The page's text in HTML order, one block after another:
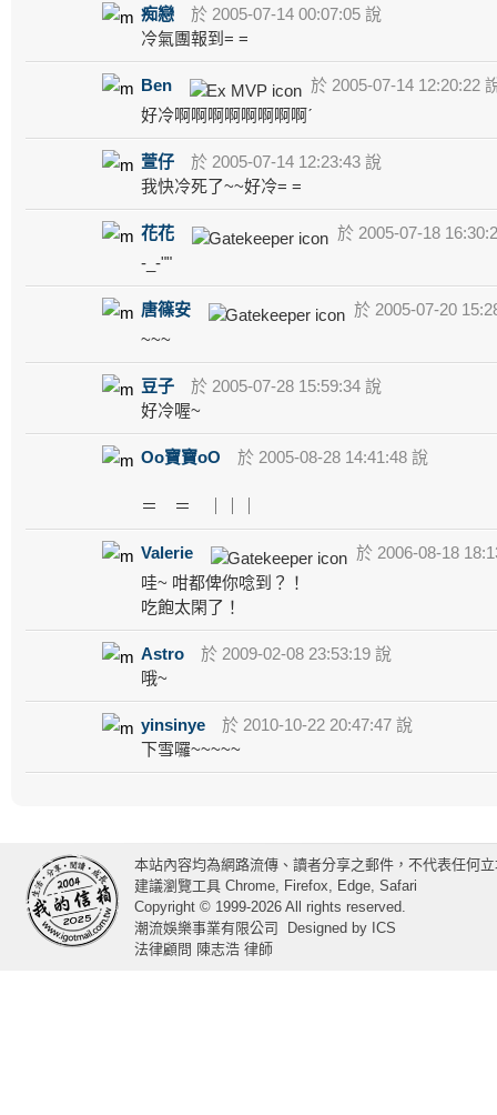
痴戀
於 2005-07-14 00:07:05 說
冷氣團報到= =
Ben
於 2005-07-14 12:20:22
好冷啊啊啊啊啊啊啊啊ˊ
萱仔
於 2005-07-14 12:23:43 說
我快冷死了~~好冷= =
花花
於 2005-07-18
-_-""
唐篠安
於 2005-07-20
~~~
豆子
於 2005-07-28 15:59:34 說
好冷喔~
Oo寶寶oO 於 2005-08-28 14:41:48 說
＝ ＝ ｜｜｜
Valerie
於 2006-08-18
哇~ 咁都俾你唸到？！
吃飽太閑了！
Astro
於 2009-02-08 23:53:19 說
哦~
yinsinye
於 2010-10-22 20:47:47 說
下雪囉~~~~~
本站內容均為網路流傳、讀者分享之郵件，不代表任何
建議瀏覽工具 Chrome, Firefox, Edge, Safari
Copyright © 1999-2026 All rights reserved.
潮流娛樂事業有限公司
Designed by ICS
法律顧問 陳志浩 律師